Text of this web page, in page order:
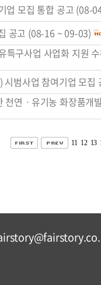
업 모집 통합 공고 (08-
공고 (08-16 ~ 09-03)
특구사업 사업화 지원
범사업 참여기업 모
연ㆍ유기농 화장품개
11 12 13